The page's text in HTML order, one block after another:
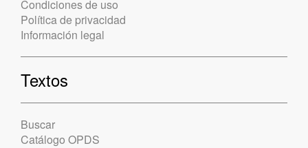
Condiciones de uso
Política de privacidad
Información legal
Textos
Buscar
Catálogo OPDS